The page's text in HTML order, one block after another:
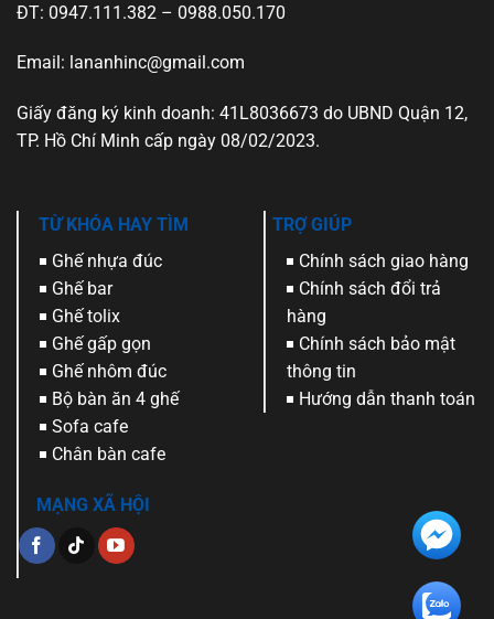
ĐT: 0947.111.382 – 0988.050.170
Email: lananhinc@gmail.com
Giấy đăng ký kinh doanh: 41L8036673 do UBND Quận 12,
TP. Hồ Chí Minh cấp ngày 08/02/2023.
TỪ KHÓA HAY TÌM
Ghế nhựa đúc
Ghế bar
Ghế tolix
Ghế gấp gọn
Ghế nhôm đúc
Bộ bàn ăn 4 ghế
Sofa cafe
Chân bàn cafe
MẠNG XÃ HỘI
TRỢ GIÚP
Chính sách giao hàng
Chính sách đổi trả
hàng
Chính sách bảo mật
thông tin
Hướng dẫn thanh toán